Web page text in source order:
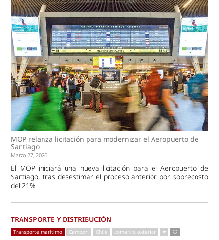
MOP relanza licitación para modernizar el Aeropuerto de
Santiago
Marzo 27, 2026
El MOP iniciará una nueva licitación para el Aeropuerto de
Santiago, tras desestimar el proceso anterior por sobrecosto
del 21%.
TRANSPORTE Y DISTRIBUCIÓN
Transporte marítimo Camport Chile comercio exterior